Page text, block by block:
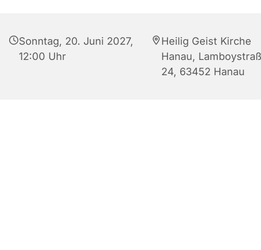
Sonntag, 20. Juni 2027,
12:00 Uhr
Heilig Geist Kirche
Hanau,
24, 63452 Hanau